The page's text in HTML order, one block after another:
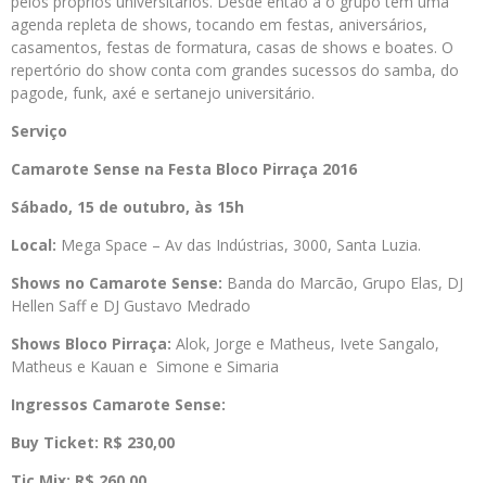
agenda repleta de shows, tocando em festas, aniversários,
casamentos, festas de formatura, casas de shows e boates. O
repertório do show conta com grandes sucessos do samba, do
pagode, funk, axé e sertanejo universitário.
Serviço
Camarote Sense na Festa Bloco Pirraça 2016
Sábado, 15 de outubro, às 15h
Local: Mega Space – Av das Indústrias, 3000, Santa Luzia.
Shows no Camarote Sense: Banda do Marcão, Grupo Elas, DJ
Hellen Saff e DJ Gustavo Medrado
Shows Bloco Pirraça: Alok, Jorge e Matheus, Ivete Sangalo,
Matheus e Kauan e Simone e Simaria
Ingressos Camarote Sense:
Buy Ticket: R$ 230,00